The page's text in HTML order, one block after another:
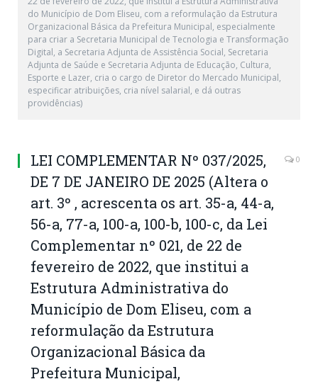
do Município de Dom Eliseu, com a reformulação da Estrutura
Organizacional Básica da Prefeitura Municipal, especialmente
para criar a Secretaria Municipal de Tecnologia e Transformação
Digital, a Secretaria Adjunta de Assistência Social, Secretaria
Adjunta de Saúde e Secretaria Adjunta de Educação, Cultura,
Esporte e Lazer, cria o cargo de Diretor do Mercado Municipal,
especificar atribuições, cria nível salarial, e dá outras
providências)
LEI COMPLEMENTAR Nº 037/2025,
DE 7 DE JANEIRO DE 2025 (Altera o
art. 3º , acrescenta os art. 35-a, 44-a,
56-a, 77-a, 100-a, 100-b, 100-c, da Lei
Complementar nº 021, de 22 de
fevereiro de 2022, que institui a
Estrutura Administrativa do
Município de Dom Eliseu, com a
reformulação da Estrutura
Organizacional Básica da
Prefeitura Municipal,
0